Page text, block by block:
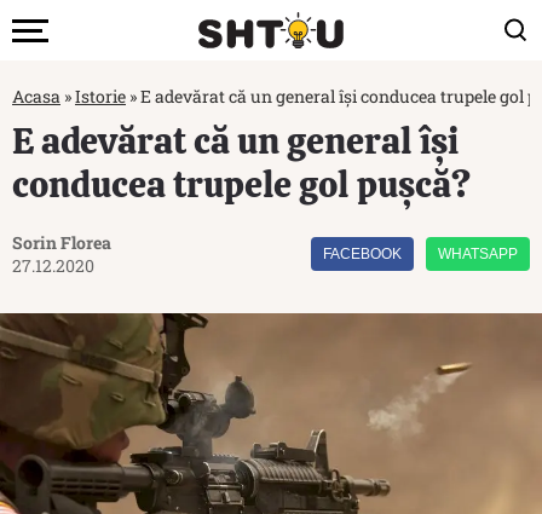
Acasa »Istorie »E adevărat că un general își conducea trupele gol
E adevărat că un general își
conducea trupele gol pușcă?
Sorin Florea
27.12.2020
FACEBOOK WHATSAPP